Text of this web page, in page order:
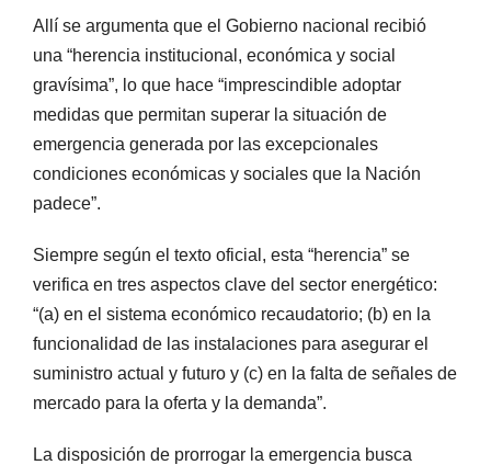
Allí se argumenta que el Gobierno nacional recibió
una “herencia institucional, económica y social
gravísima”, lo que hace “imprescindible adoptar
medidas que permitan superar la situación de
emergencia generada por las excepcionales
condiciones económicas y sociales que la Nación
padece”.
Siempre según el texto oficial, esta “herencia” se
verifica en tres aspectos clave del sector energético:
“(a) en el sistema económico recaudatorio; (b) en la
funcionalidad de las instalaciones para asegurar el
suministro actual y futuro y (c) en la falta de señales de
mercado para la oferta y la demanda”.
La disposición de prorrogar la emergencia busca